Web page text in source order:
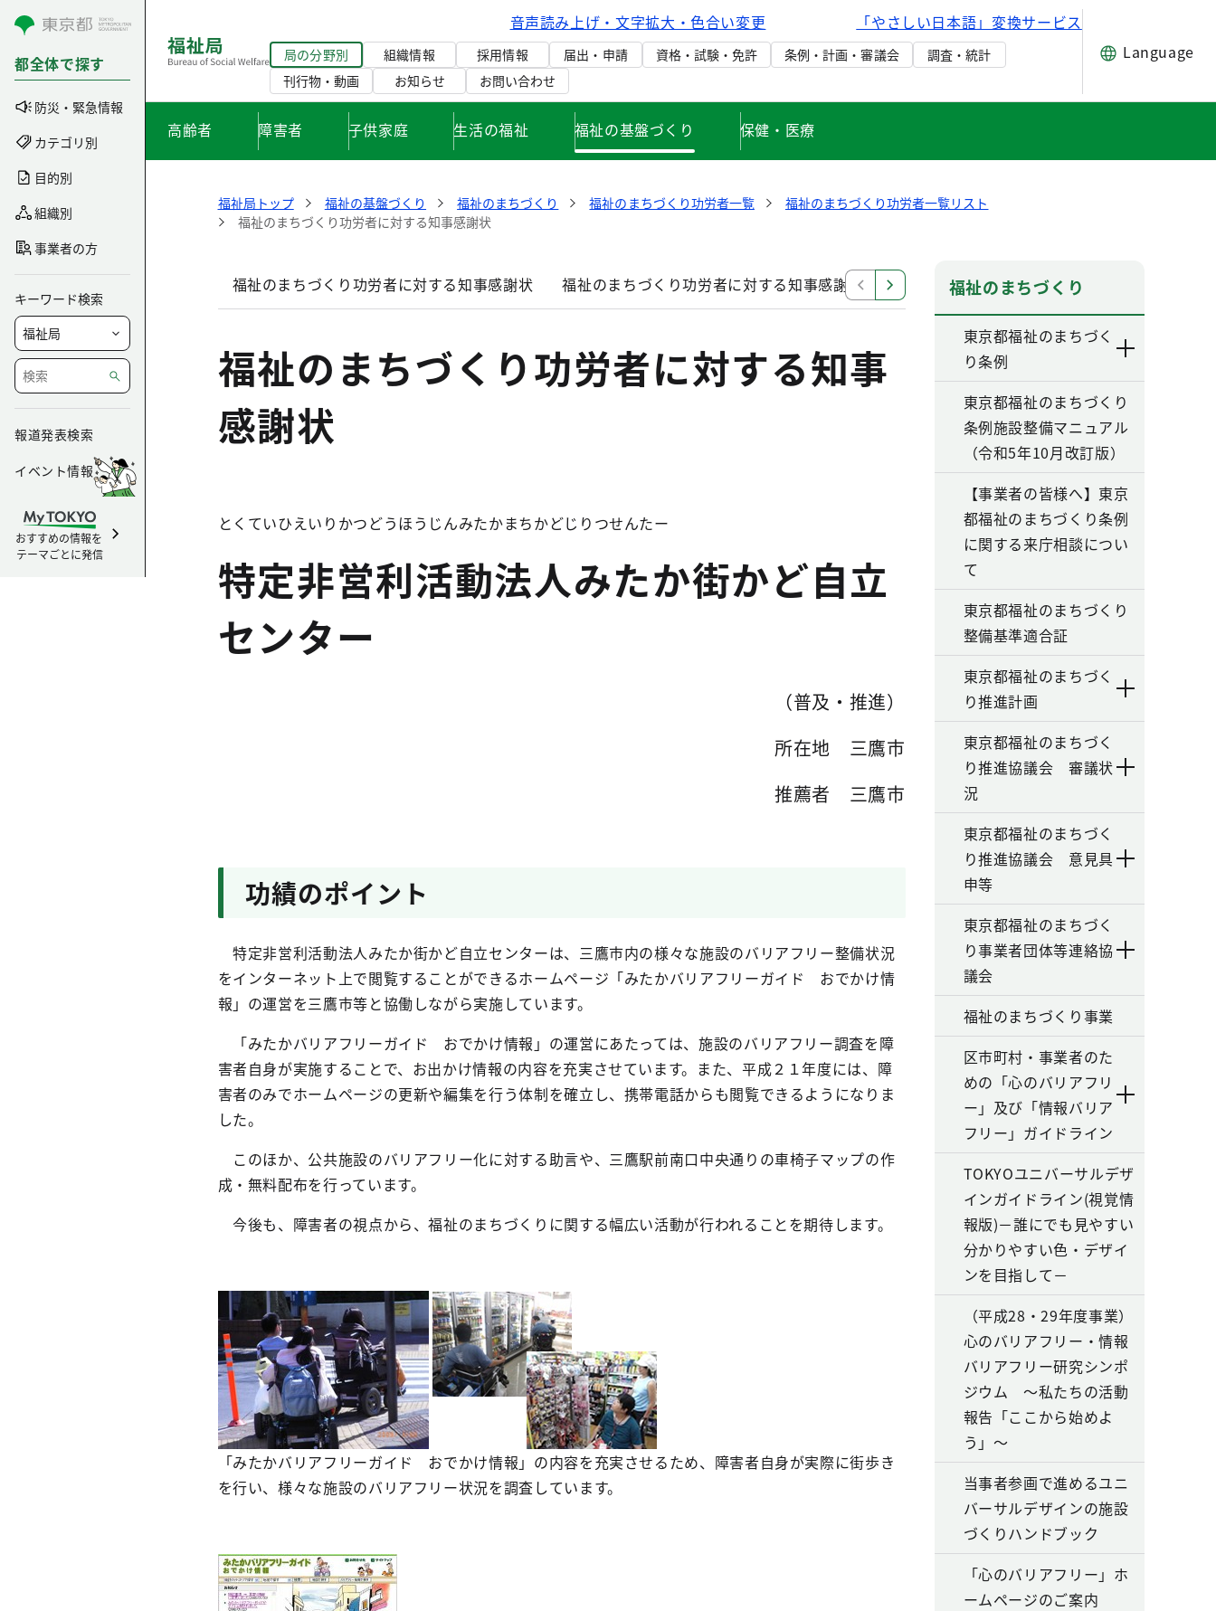
コンテンツにスキップ
都全体で探す
防災・緊急情報
カテゴリ別
目的別
組織別
事業者の方
キーワード検索
報道発表検索
イベント情報
おすすめの情報を
テーマごとに発信
音声読み上げ・文字拡大・色合い変更 「やさしい日本語」変換サービス
局の分野別 組織情報 採用情報 届出・申請 資格・試験・免許 条例・計画・審議会
調査・統計
刊行物・動画
お知らせ お問い合わせ
Language
高齢者 障害者 子供家庭 生活の福祉 福祉の基盤づくり 保健・医療
福祉局トップ 福祉の基盤づくり 福祉のまちづくり 福祉のまちづくり功労者一覧
福祉のまちづくり功労者一覧リスト
福祉のまちづくり功労者に対する知事感謝状
福祉のまちづくり功労者に対する知事感謝状 福祉のまちづくり功労者に対する知事感謝状 福祉のまちづくり功労者に対する知事感謝状
福祉のまちづくり功労者に対する知事
感謝状
とくていひえいりかつどうほうじんみたかまちかどじりつせんたー
特定非営利活動法人みたか街かど自立
センター
（普及・推進）
所在地 三鷹市
推薦者 三鷹市
功績のポイント
特定非営利活動法人みたか街かど自立センターは、三鷹市内の様々な施設のバリアフリー整備状況
をインターネット上で閲覧することができるホームページ「みたかバリアフリーガイド おでかけ情
報」の運営を三鷹市等と協働しながら実施しています。
「みたかバリアフリーガイド おでかけ情報」の運営にあたっては、施設のバリアフリー調査を障
害者自身が実施することで、お出かけ情報の内容を充実させています。また、平成２１年度には、障
害者のみでホームページの更新や編集を行う体制を確立し、携帯電話からも閲覧できるようになりま
した。
このほか、公共施設のバリアフリー化に対する助言や、三鷹駅前南口中央通りの車椅子マップの作
成・無料配布を行っています。
今後も、障害者の視点から、福祉のまちづくりに関する幅広い活動が行われることを期待します。
「みたかバリアフリーガイド おでかけ情報」の内容を充実させるため、障害者自身が実際に街歩き
を行い、様々な施設のバリアフリー状況を調査しています。
福祉のまちづくり
東京都福祉のまちづく
り条例
東京都福祉のまちづくり
条例施設整備マニュアル
（令和5年10月改訂版）
【事業者の皆様へ】東京
都福祉のまちづくり条例
に関する来庁相談につい
て
東京都福祉のまちづくり
整備基準適合証
東京都福祉のまちづく
り推進計画
東京都福祉のまちづく
り推進協議会 審議状
況
東京都福祉のまちづく
り推進協議会 意見具
申等
東京都福祉のまちづく
り事業者団体等連絡協
議会
福祉のまちづくり事業
区市町村・事業者のた
めの「心のバリアフリ
ー」及び「情報バリア
フリー」ガイドライン
TOKYOユニバーサルデザ
インガイドライン(視覚情
報版)－誰にでも見やすい
分かりやすい色・デザイ
ンを目指して－
（平成28・29年度事業）
心のバリアフリー・情報
バリアフリー研究シンポ
ジウム ～私たちの活動
報告「ここから始めよ
う」～
当事者参画で進めるユニ
バーサルデザインの施設
づくりハンドブック
「心のバリアフリー」ホ
ームページのご案内